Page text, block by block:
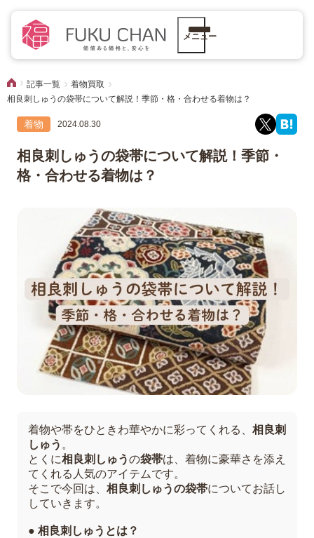
メニュー
記事一覧
着物買取
相良刺しゅうの袋帯について解説！季節・格・合わせる着物は？
着物 2024.08.30
相良刺しゅうの袋帯について解説！季節・
格・合わせる着物は？
着物や帯をひときわ華やかに彩ってくれる、 相良刺
しゅう 。
とくに相良刺しゅうの袋帯は、着物に豪華さを添え
てくれる人気のアイテムです。
そこで今回は、 相良刺しゅうの袋帯についてお話し
していきます。
● 相良刺しゅうとは？